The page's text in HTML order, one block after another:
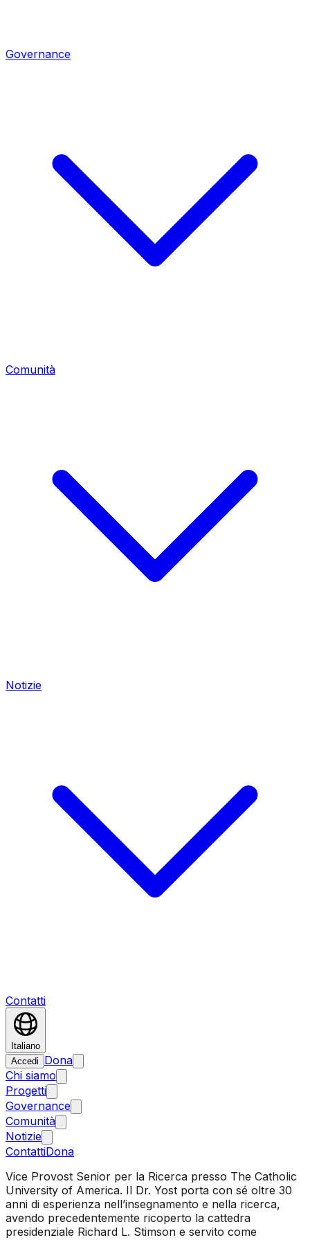
Governance
Comunità
Notizie
Contatti
Italiano
Accedi
Dona
Chi siamo
Progetti
Governance
Comunità
Notizie
ContattiDona
Vice Provost Senior per la Ricerca presso The Catholic
University of America. Il Dr. Yost porta con sé oltre 30
anni di esperienza nell’insegnamento e nella ricerca,
avendo precedentemente ricoperto la cattedra
presidenziale Richard L. Stimson e servito come